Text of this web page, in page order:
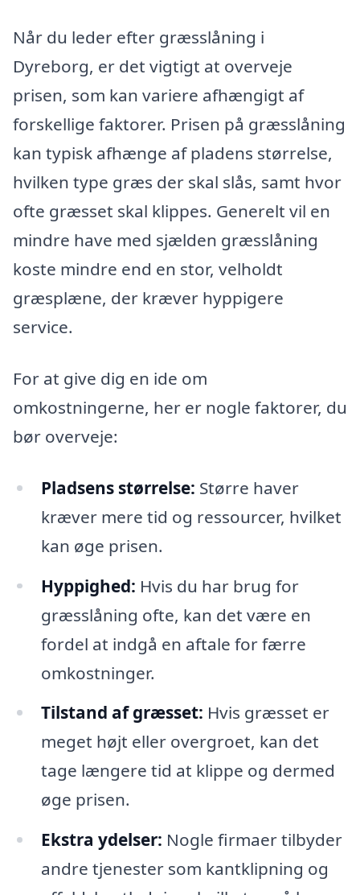
Når du leder efter græsslåning i
Dyreborg, er det vigtigt at overveje
prisen, som kan variere afhængigt af
forskellige faktorer. Prisen på græsslåning
kan typisk afhænge af pladens størrelse,
hvilken type græs der skal slås, samt hvor
ofte græsset skal klippes. Generelt vil en
mindre have med sjælden græsslåning
koste mindre end en stor, velholdt
græsplæne, der kræver hyppigere
service.
For at give dig en ide om
omkostningerne, her er nogle faktorer, du
bør overveje:
Pladsens størrelse: Større haver
kræver mere tid og ressourcer, hvilket
kan øge prisen.
Hyppighed: Hvis du har brug for
græsslåning ofte, kan det være en
fordel at indgå en aftale for færre
omkostninger.
Tilstand af græsset: Hvis græsset er
meget højt eller overgroet, kan det
tage længere tid at klippe og dermed
øge prisen.
Ekstra ydelser: Nogle firmaer tilbyder
andre tjenester som kantklipning og